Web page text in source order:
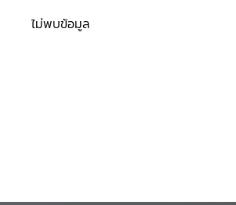
ไม่พบข้อมูล